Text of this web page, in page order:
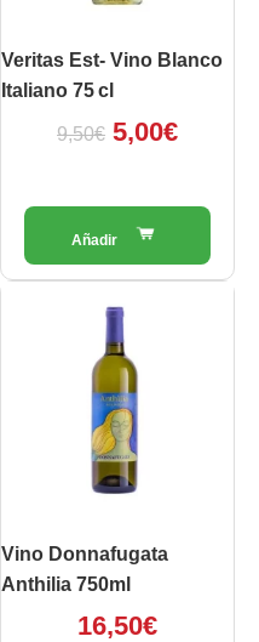
Veritas Est- Vino Blanco
Italiano 75 Cl
9,50€ 5,00€
Vino Donnafugata
Anthilia 750ml
16,50€